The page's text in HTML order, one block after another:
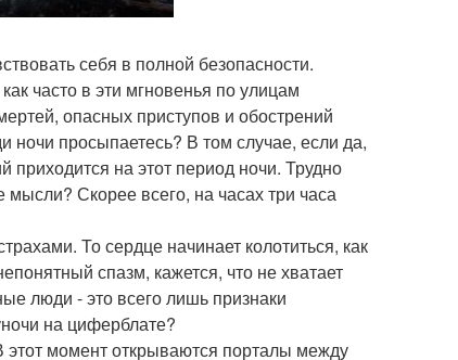
себя в полной безопасности.
часто в эти мгновенья по улицам
опасных приступов и обострений
ночи просыпаетесь? В том случае, если да,
приходится на этот период ночи. Трудно
мысли? Скорее всего, на часах три часа
То сердце начинает колотиться, как
спазм, кажется, что не хватает
люди - это всего лишь признаки
на циферблате?
этот момент открываются порталы между